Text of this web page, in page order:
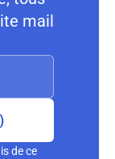
mail
de ce